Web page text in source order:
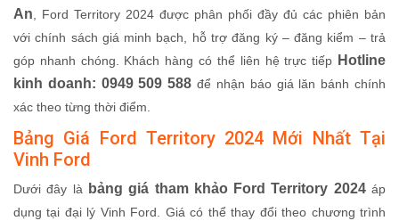
An, Ford Territory 2024 được phân phối đầy đủ các phiên bản
với chính sách giá minh bạch, hỗ trợ đăng ký – đăng kiểm – trả
góp nhanh chóng. Khách hàng có thể liên hệ trực tiếp Hotline
kinh doanh: 0949 509 588 để nhận báo giá lăn bánh chính
xác theo từng thời điểm.
Bảng Giá Ford Territory 2024 Mới Nhất Tại
Vinh Ford
Dưới đây là bảng giá tham khảo Ford Territory 2024áp
dụng tại đại lý Vinh Ford. Giá có thể thay đổi theo chương trình